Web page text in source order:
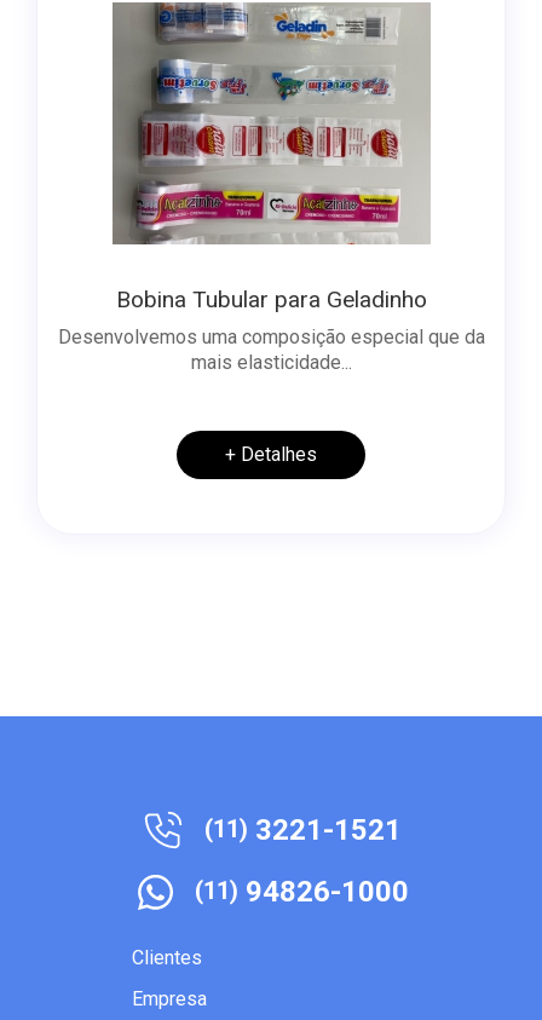
Bobina Tubular para Geladinho
Desenvolvemos uma composição especial que da
mais elasticidade...
+ Detalhes
(11) 3221-1521
(11) 94826-1000
Clientes
Empresa